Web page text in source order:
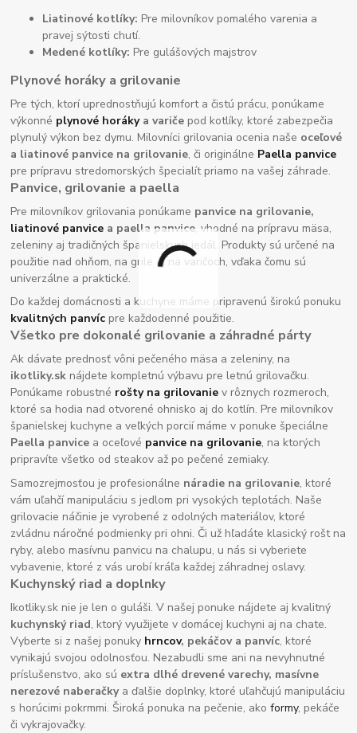
Liatinové kotlíky: Pre milovníkov pomalého varenia a
pravej sýtosti chutí.
Medené kotlíky: Pre gulášových majstrov
Plynové horáky a grilovanie
Pre tých, ktorí uprednostňujú komfort a čistú prácu, ponúkame
výkonné plynové horákya variče pod kotlíky, ktoré zabezpečia
plynulý výkon bez dymu. Milovníci grilovania ocenia naše oceľové
a liatinové panvice na grilovanie, či originálne Paella panvice
pre prípravu stredomorských špecialít priamo na vašej záhrade.
Panvice, grilovanie a paella
Pre milovníkov grilovania ponúkame panvice na grilovanie,
liatinové panvice a paella panvice, vhodné na prípravu mäsa,
zeleniny aj tradičných španielskych jedál. Produkty sú určené na
použitie nad ohňom, na grile aj na varičoch, vďaka čomu sú
univerzálne a praktické.
Do každej domácnosti a kuchyne máme pripravenú širokú ponuku
kvalitných panvíc pre každodenné použitie.
Všetko pre dokonalé grilovanie a záhradné párty
Ak dávate prednosť vôni pečeného mäsa a zeleniny, na
ikotliky.sk nájdete kompletnú výbavu pre letnú grilovačku.
Ponúkame robustné rošty na grilovanie v rôznych rozmeroch,
ktoré sa hodia nad otvorené ohnisko aj do kotlín. Pre milovníkov
španielskej kuchyne a veľkých porcií máme v ponuke špeciálne
Paella panvice a oceľové panvice na grilovanie, na ktorých
pripravíte všetko od steakov až po pečené zemiaky.
Samozrejmosťou je profesionálne náradie na grilovanie, ktoré
vám uľahčí manipuláciu s jedlom pri vysokých teplotách. Naše
grilovacie náčinie je vyrobené z odolných materiálov, ktoré
zvládnu náročné podmienky pri ohni. Či už hľadáte klasický rošt na
ryby, alebo masívnu panvicu na chalupu, u nás si vyberiete
vybavenie, ktoré z vás urobí kráľa každej záhradnej oslavy.
Kuchynský riad a doplnky
Ikotliky.sk nie je len o guláši. V našej ponuke nájdete aj kvalitný
kuchynský riad, ktorý využijete v domácej kuchyni aj na chate.
Vyberte si z našej ponuky hrncov, pekáčov a panvíc, ktoré
vynikajú svojou odolnosťou. Nezabudli sme ani na nevyhnutné
príslušenstvo, ako sú extra dlhé drevené varechy, masívne
nerezové naberačkya ďalšie doplnky, ktoré uľahčujú manipuláciu
s horúcimi pokrmmi. Široká ponuka na pečenie, akoformy, pekáče
či vykrajovačky.